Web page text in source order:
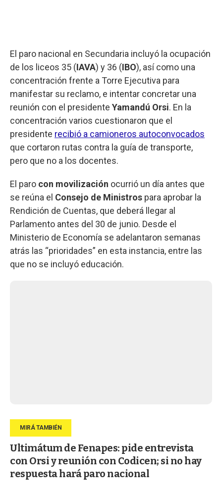
El paro nacional en Secundaria incluyó la ocupación
de los liceos 35 (IAVA) y 36 (IBO), así como una
concentración frente a Torre Ejecutiva para
manifestar su reclamo, e intentar concretar una
reunión con el presidente Yamandú Orsi. En la
concentración varios cuestionaron que el
presidente recibió a camioneros autoconvocados
que cortaron rutas contra la guía de transporte,
pero que no a los docentes.
El paro con movilización ocurrió un día antes que
se reúna el Consejo de Ministros para aprobar la
Rendición de Cuentas, que deberá llegar al
Parlamento antes del 30 de junio. Desde el
Ministerio de Economía se adelantaron semanas
atrás las “prioridades” en esta instancia, entre las
que no se incluyó educación.
Ultimátum de Fenapes: pide entrevista
con Orsi y reunión con Codicen; si no hay
respuesta hará paro nacional